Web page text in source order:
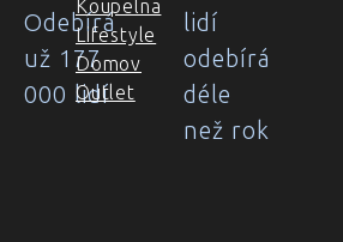
Odebírá
už 177
000 lidí
lidí
odebírá
déle
než rok
Koupelna
Lifestyle
Domov
Outlet